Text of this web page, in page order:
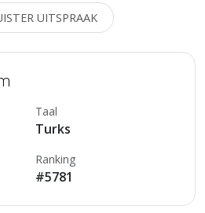
UITSPRAAK
Taal
Turks
Ranking
#5781